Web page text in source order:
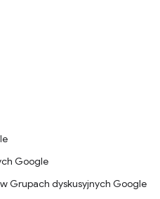
Google
Grupach dyskusyjnych Google